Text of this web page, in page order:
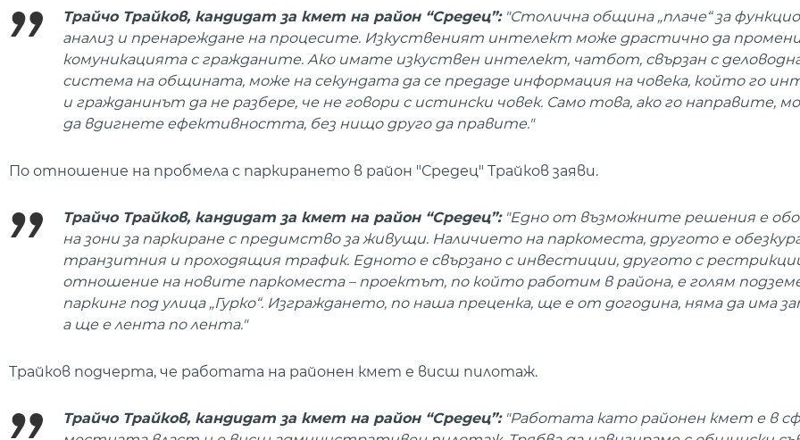
Трайчо Трайков, кандидат за кмет на район “Средец”:"Столична община „плаче“ за
анализ и пренареждане на процесите. Изкуственият интелект може драстично да
комуникацията с гражданите. Ако имате изкуствен интелект, чатбот, свързан с
система на общината, може на секундата да се предаде информация на човека, който го
и гражданинът да не разбере, че не говори с истински човек. Само това, ако го направите,
да вдигнете ефективността, без нищо друго да правите."
По отношение на пробмела с паркирането в район "Средец" Трайков заяви.
Трайчо Трайков, кандидат за кмет на район “Средец”:"Едно от възможните решения е
на зони за паркиране с предимство за живущи. Наличието на паркоместа, другото е
транзитния и проходящия трафик. Едното е свързано с инвестиции, другото с
отношение на новите паркоместа – проектът, по който работим в района, е голям
паркинг под улица „Гурко“. Изграждането, по наша преценка, ще е от догодина, няма да има
а ще е лента по лента."
Трайков подчерта, че работата на районен кмет е висш пилотаж.
Трайчо Трайков, кандидат за кмет на район “Средец”:"Работата като районен кмет е в